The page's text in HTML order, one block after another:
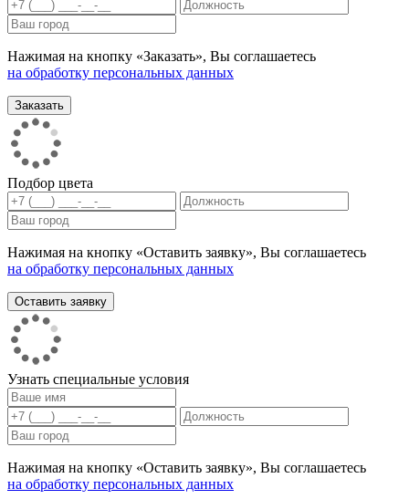
Нажимая на кнопку «Заказать», Вы соглашаетесь
на обработку персональных данных
Подбор цвета
Нажимая на кнопку «Оставить заявку», Вы соглашаетесь
на обработку персональных данных
Узнать специальные условия
Нажимая на кнопку «Оставить заявку», Вы соглашаетесь
на обработку персональных данных